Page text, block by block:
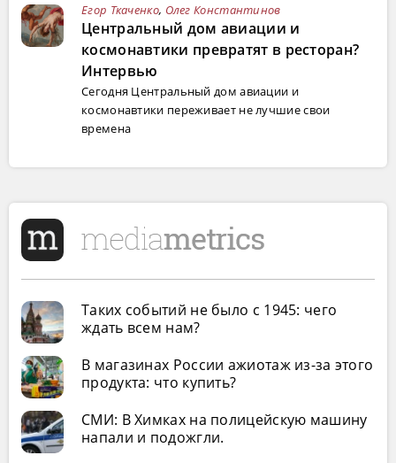
Егор Ткаченко, Олег Константинов
Центральный дом авиации и
космонавтики превратят в ресторан?
Интервью
Сегодня Центральный дом авиации и
космонавтики переживает не лучшие свои
времена
Таких событий не было с 1945: чего
ждать всем нам?
В магазинах России ажиотаж из-за этого
продукта: что купить?
СМИ: В Химках на полицейскую машину
напали и подожгли.